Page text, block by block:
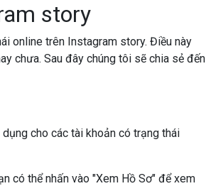
story
online trên Instagram story. Điều này
chưa. Sau đây chúng tôi sẽ chia sẻ đến
cho các tài khoản có trạng thái
có thể nhấn vào "Xem Hồ Sơ" để xem